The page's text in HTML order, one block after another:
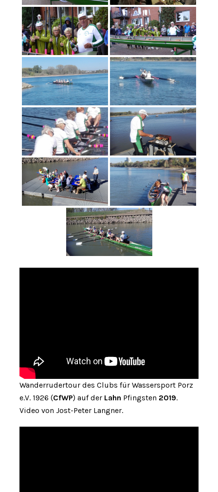
Wanderrudertour des Clubs für Wassersport Porz
e.V. 1926 (CfWP) auf der Lahn Pfingsten 2019.
Video von Jost-Peter Langner.